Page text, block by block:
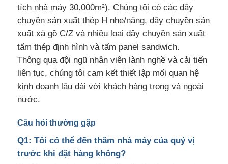
tích nhà máy 30.000m²). Chúng tôi có các dây
chuyền sản xuất thép H nhẹ/nặng, dây chuyền sản
xuất xà gồ C/Z và nhiều loại dây chuyền sản xuất
tấm thép định hình và tấm panel sandwich.
Thông qua đội ngũ nhân viên lành nghề và cải tiến
liên tục, chúng tôi cam kết thiết lập mối quan hệ
kinh doanh lâu dài với khách hàng trong và ngoài
nước.
Câu hỏi thường gặp
Q1: Tôi có thể đến thăm nhà máy của quý vị
trước khi đặt hàng không?